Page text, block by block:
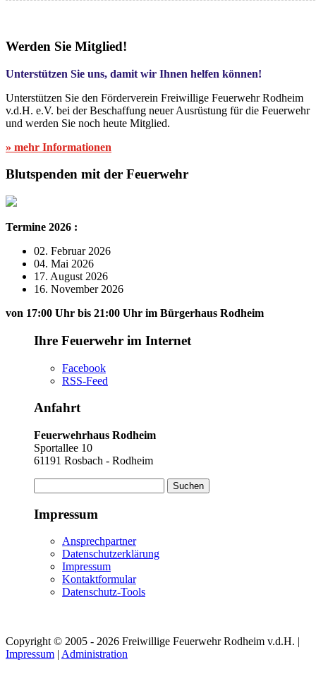
Werden Sie Mitglied!
Unterstützen Sie uns, damit wir Ihnen helfen können!
Unterstützen Sie den Förderverein Freiwillige Feuerwehr Rodheim
v.d.H. e.V. bei der Beschaffung neuer Ausrüstung für die Feuerwehr
und werden Sie noch heute Mitglied.
» mehr Informationen
Blutspenden mit der Feuerwehr
Termine 2026 :
02. Februar 2026
04. Mai 2026
17. August 2026
16. November 2026
von 17:00 Uhr bis 21:00 Uhr im Bürgerhaus Rodheim
Ihre Feuerwehr im Internet
Facebook
RSS-Feed
Anfahrt
Feuerwehrhaus Rodheim
Sportallee 10
61191 Rosbach - Rodheim
nach:
Impressum
Ansprechpartner
Datenschutzerklärung
Impressum
Kontaktformular
Datenschutz-Tools
Copyright © 2005 - 2026 Freiwillige Feuerwehr Rodheim v.d.H. |
Impressum Administration